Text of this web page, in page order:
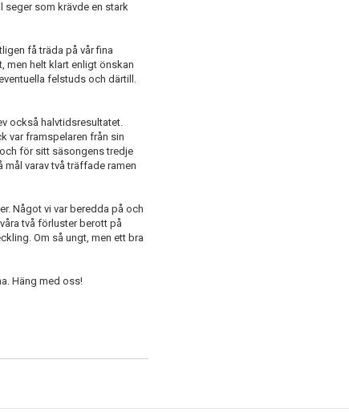
seger som krävde en stark
få träda på vår fina
men helt klart enligt önskan
felstuds och därtill.
också halvtidsresultatet.
var framspelaren från sin
för sitt säsongens tredje
mål varav två träffade ramen
Något vi var beredda på och
två förluster berott på
Om så ungt, men ett bra
Häng med oss!